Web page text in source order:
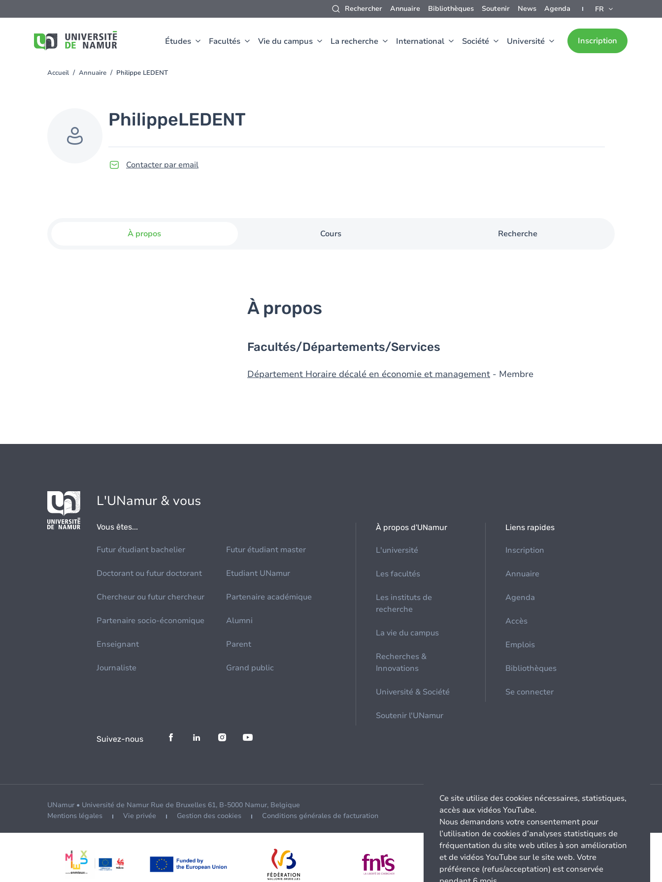
Rechercher Annuaire Bibliothèques Soutenir News Agenda FR
Études Facultés Vie du campus La recherche International Société Université Inscription
au
You
Accueil Annuaire Philippe LEDENT
PhilippeLEDENT
Contacter par email
À propos Cours Recherche
À propos
Facultés/Départements/Services
Département Horaire décalé en économie et management - Membre
L'UNamur & vous
Vous êtes...
Futur étudiant bachelier Futur étudiant master
Doctorant ou futur doctorant Etudiant UNamur
Chercheur ou futur chercheur Partenaire académique
Partenaire socio-économique Alumni
Enseignant Parent
Journaliste Grand public
À propos d'UNamur
L'université
Les facultés
Les instituts de
recherche
La vie du campus
Recherches &
Innovations
Université & Société
Soutenir l'UNamur
Liens rapides
Inscription
Annuaire
Agenda
Accès
Emplois
Bibliothèques
Se connecter
Suivez-nous
UNamur • Université de Namur Rue de Bruxelles 61, B-5000 Namur, Belgique
Mentions légales
Vie privée Gestion des cookies Conditions générales de facturation
Ce site utilise des cookies nécessaires, statistiques,
accès aux vidéos YouTube.
Nous demandons votre consentement pour
l’utilisation de cookies d’analyses statistiques de
fréquentation du site web utiles à son amélioration
et de vidéos YouTube sur le site web. Votre
préférence (refus/acceptation) est conservée